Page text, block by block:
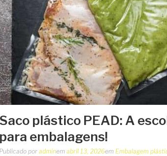
Saco plástico PEAD: A
para embalagens!
Publicado por adminem abril 13, 2026em Embalagem